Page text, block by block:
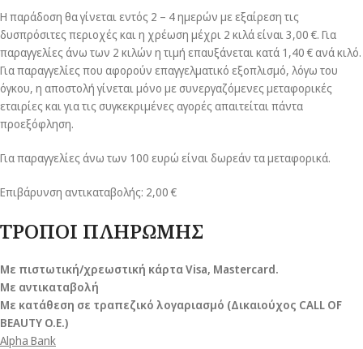
Η παράδοση θα γίνεται εντός 2 – 4 ημερών με εξαίρεση τις
δυσπρόσιτες περιοχές και η χρέωση μέχρι 2 κιλά είναι 3,00 €. Για
παραγγελίες άνω των 2 κιλών η τιμή επαυξάνεται κατά 1,40 € ανά κιλό.
Για παραγγελίες που αφορούν επαγγελματικό εξοπλισμό, λόγω του
όγκου, η αποστολή γίνεται μόνο με συνεργαζόμενες μεταφορικές
εταιρίες και για τις συγκεκριμένες αγορές απαιτείται πάντα
προεξόφληση.
Για παραγγελίες άνω των 100 ευρώ είναι δωρεάν τα μεταφορικά.
Επιβάρυνση αντικαταβολής: 2,00 €
ΤΡΟΠΟΙ ΠΛΗΡΩΜΗΣ
Με πιστωτική/χρεωστική κάρτα Visa, Mastercard.
Με αντικαταβολή
Με κατάθεση σε τραπεζικό λογαριασμό (Δικαιούχος CALL OF
BEAUTY O.E.)
Alpha Bank